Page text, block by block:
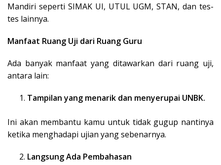
Mandiri seperti SIMAK UI, UTUL UGM, STAN, dan tes-
tes lainnya.
Manfaat Ruang Uji dari Ruang Guru
Ada banyak manfaat yang ditawarkan dari ruang uji,
antara lain:
Tampilan yang menarik dan menyerupai UNBK.
Ini akan membantu kamu untuk tidak gugup nantinya
ketika menghadapi ujian yang sebenarnya.
Langsung Ada Pembahasan